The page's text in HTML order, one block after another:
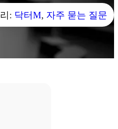
: 닥터M, 자주 묻는 질문